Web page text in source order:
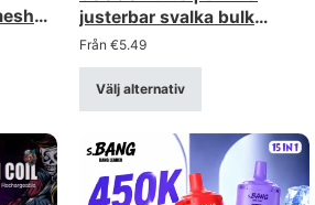
justerbar svalka bulk
engångs vape
Från €5.49
Välj alternativ